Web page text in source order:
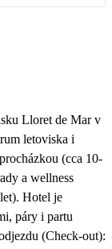
24 25
Lloret de Mar v
letoviska i
(cca 10-
a wellness
Hotel je
páry i partu
(Check-out):